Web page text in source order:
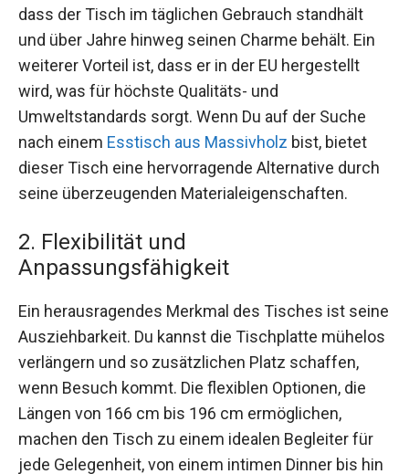
dass der Tisch im täglichen Gebrauch standhält
und über Jahre hinweg seinen Charme behält. Ein
weiterer Vorteil ist, dass er in der EU hergestellt
wird, was für höchste Qualitäts- und
Umweltstandards sorgt. Wenn Du auf der Suche
nach einem Esstisch aus Massivholz bist, bietet
dieser Tisch eine hervorragende Alternative durch
seine überzeugenden Materialeigenschaften.
2. Flexibilität und
Anpassungsfähigkeit
Ein herausragendes Merkmal des Tisches ist seine
Ausziehbarkeit. Du kannst die Tischplatte mühelos
verlängern und so zusätzlichen Platz schaffen,
wenn Besuch kommt. Die flexiblen Optionen, die
Längen von 166 cm bis 196 cm ermöglichen,
machen den Tisch zu einem idealen Begleiter für
jede Gelegenheit, von einem intimen Dinner bis hin